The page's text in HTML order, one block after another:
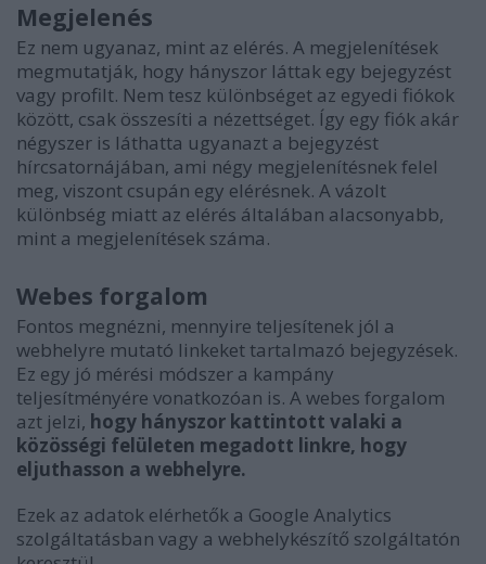
Megjelenés
Ez nem ugyanaz, mint az elérés. A megjelenítések
megmutatják, hogy hányszor láttak egy bejegyzést
vagy profilt. Nem tesz különbséget az egyedi fiókok
között, csak összesíti a nézettséget. Így egy fiók akár
négyszer is láthatta ugyanazt a bejegyzést
hírcsatornájában, ami négy megjelenítésnek felel
meg, viszont csupán egy elérésnek. A vázolt
különbség miatt az elérés általában alacsonyabb,
mint a megjelenítések száma.
Webes forgalom
Fontos megnézni, mennyire teljesítenek jól a
webhelyre mutató linkeket tartalmazó bejegyzések.
Ez egy jó mérési módszer a kampány
teljesítményére vonatkozóan is. A webes forgalom
azt jelzi, hogy hányszor kattintott valaki a
közösségi felületen megadott linkre, hogy
eljuthasson a webhelyre.
Ezek az adatok elérhetők a Google Analytics
szolgáltatásban vagy a webhelykészítő szolgáltatón